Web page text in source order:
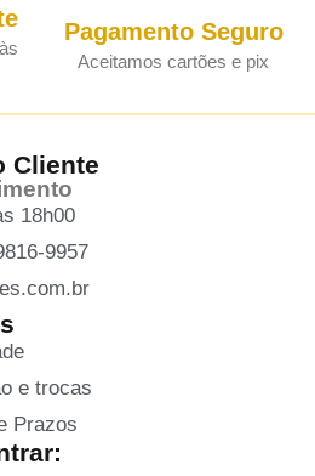
Pagamento Seguro
Aceitamos cartões e pix
Cliente
18h00
9957
e trocas
Prazos